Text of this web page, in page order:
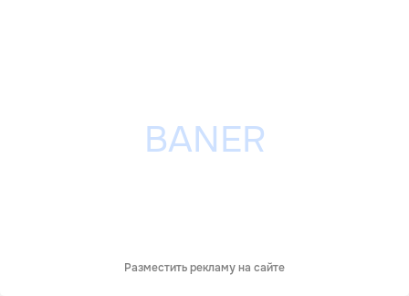
Разместить рекламу на сайте